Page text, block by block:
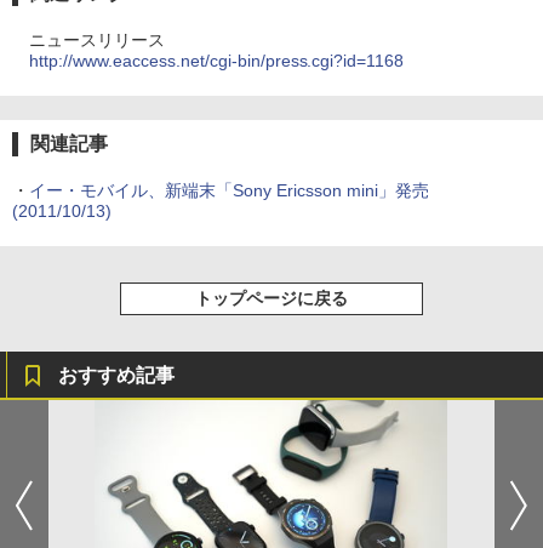
ニュースリリース
http://www.eaccess.net/cgi-bin/press.cgi?id=1168
関連記事
・ イー・モバイル、新端末「Sony Ericsson mini」発売
(2011/10/13)
トップページに戻る
おすすめ記事